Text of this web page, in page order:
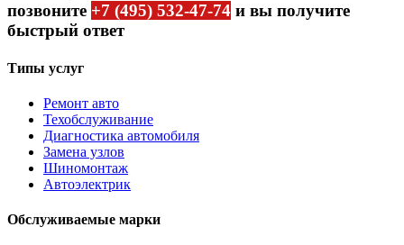
позвоните +7 (495) 532-47-74 и вы получите
быстрый ответ
Типы услуг
Ремонт авто
Техобслуживание
Диагностика автомобиля
Замена узлов
Шиномонтаж
Автоэлектрик
Обслуживаемые марки